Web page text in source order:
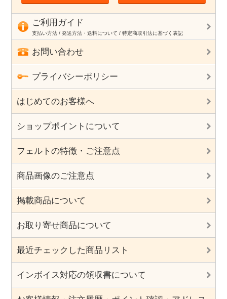
ご利用ガイド
支払い方法 / 発送方法・送料について / 特定商取引法に基づく表記
お問い合わせ
プライバシーポリシー
はじめてのお客様へ
ショップポイントについて
フェルトの特徴・ご注意点
商品画像のご注意点
掲載商品について
お取り寄せ商品について
最近チェックした商品リスト
インボイス対応の領収書について